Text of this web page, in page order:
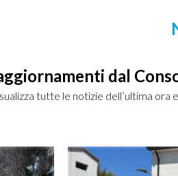
dal
tutte le notizie dell’ultima ora